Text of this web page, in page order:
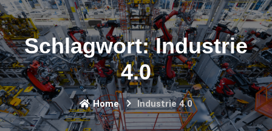
Schlagwort:Industrie
4.0
Home Industrie 4.0